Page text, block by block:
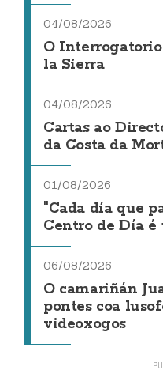
04/08/2026
O Interrogatorio
la Sierra
04/08/2026
Cartas ao
da Costa da
01/08/2026
"Cada día que
Centro de Día
06/08/2026
O camariñán
pontes coa
videoxogos